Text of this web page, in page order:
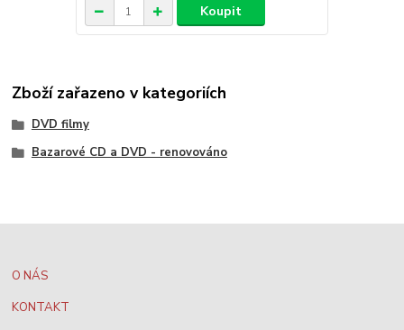
Koupit
Zboží zařazeno v kategoriích
DVD filmy
Bazarové CD a DVD - renovováno
O NÁS
KONTAKT